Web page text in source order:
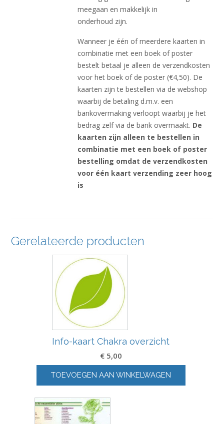
meegaan en makkelijk in
onderhoud zijn.
Wanneer je één of meerdere kaarten in
combinatie met een boek of poster
bestelt betaal je alleen de verzendkosten
voor het boek of de poster (€4,50). De
kaarten zijn te bestellen via de webshop
waarbij de betaling d.m.v. een
bankovermaking verloopt waarbij je het
bedrag zelf via de bank overmaakt. De
kaarten zijn alleen te bestellen in
combinatie met een boek of poster
bestelling omdat de verzendkosten
voor één kaart verzending zeer hoog
is
Gerelateerde producten
Info-kaart Chakra overzicht
€5,00
TOEVOEGEN AAN WINKELWAGEN